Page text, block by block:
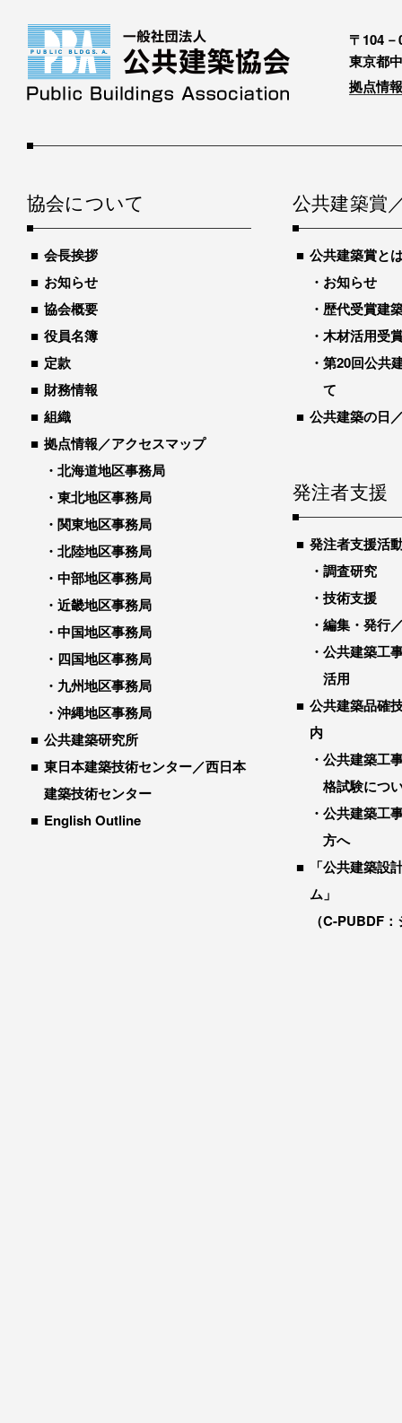
〒104－
東京都
拠点情
協会について
会長挨拶
お知らせ
協会概要
役員名簿
定款
財務情報
組織
拠点情報／アクセスマップ
北海道地区事務局
東北地区事務局
関東地区事務局
北陸地区事務局
中部地区事務局
近畿地区事務局
中国地区事務局
四国地区事務局
九州地区事務局
沖縄地区事務局
公共建築研究所
東日本建築技術センター／西日本
建築技術センター
English Outline
公共建築賞
公共建築賞と
お知らせ
歴代受賞建
木材活用受
第20回公共
て
公共建築の日
発注者支援
発注者支援活
調査研究
技術支援
編集・発行
公共建築工
活用
公共建築品確
内
公共建築工
格試験につ
公共建築工
方へ
「公共建築設
ム」
（C-PUBDF